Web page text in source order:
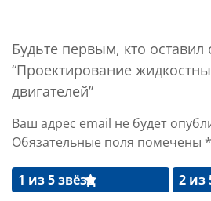
Будьте первым, кто оставил
“Проектирование
двигателей”
Ваш адрес email не будет
Обязательные поля помечены *
1 из 5 звёзд 2 из